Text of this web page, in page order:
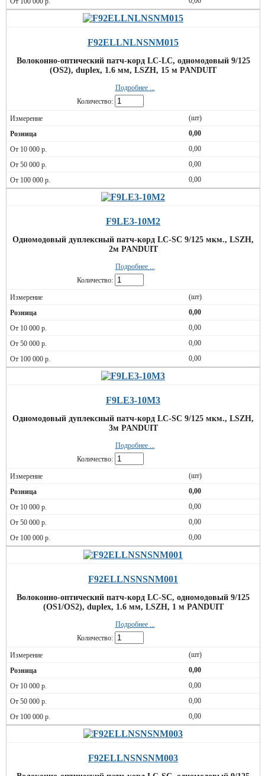
F92ELLNLNSNM015
Волоконно-оптический патч-корд LC-LC, одномодовый 9/125
(OS2), duplex, 1.6 мм, LSZH, 15 м PANDUIT
Подробнее ...
Количество:
(шт)
0,00
0,00
0,00
0,00
F9LE3-10M2
Одномодовый дуплексный патч-корд LC-SC 9/125 мкм., LSZH,
2м PANDUIT
Подробнее ...
Количество:
(шт)
0,00
0,00
0,00
0,00
F9LE3-10M3
Одномодовый дуплексный патч-корд LC-SC 9/125 мкм., LSZH,
3м PANDUIT
Подробнее ...
Количество:
(шт)
0,00
0,00
0,00
0,00
F92ELLNSNSNM001
Волоконно-оптический патч-корд LC-SC, одномодовый 9/125
(OS1/OS2), duplex, 1.6 мм, LSZH, 1 м PANDUIT
Подробнее ...
Количество:
(шт)
0,00
0,00
0,00
0,00
F92ELLNSNSNM003